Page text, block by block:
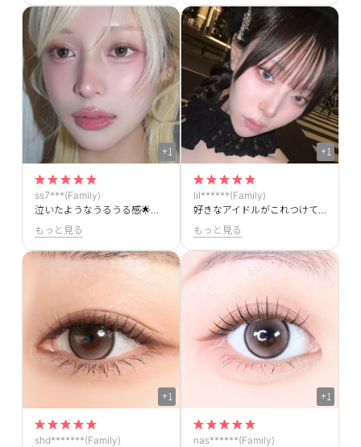
+1
ss7***(Family)
泣いたようなうるうる感🌟ナチュラルにもれるし、目がキラキラして可愛いです
もっと見る
+1
shd*******(Family)
+1
lil******(Family)
もっと見る
+1
nas******(Family)